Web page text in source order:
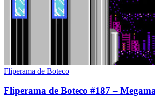
Fliperama de Boteco
Fliperama de Boteco #187 –